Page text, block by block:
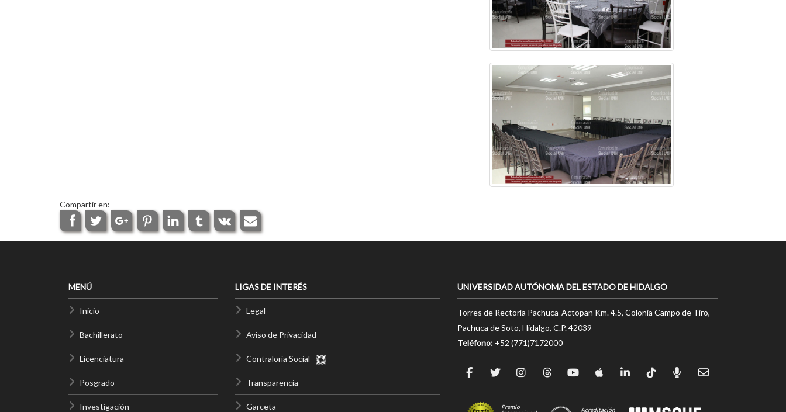
Compartir en:
MENÚ
Inicio
Bachillerato
Licenciatura
Posgrado
Investigación
LIGAS DE INTERÉS
Legal
Aviso de Privacidad
Contraloría Social
Transparencia
Garceta
UNIVERSIDAD AUTÓNOMA DEL ESTADO DE HIDALGO
Torres de Rectoría Pachuca-Actopan Km. 4.5, Colonia Campo de Tiro,
Pachuca de Soto, Hidalgo, C.P. 42039
Teléfono: +52 (771)7172000
Premio
Acreditación